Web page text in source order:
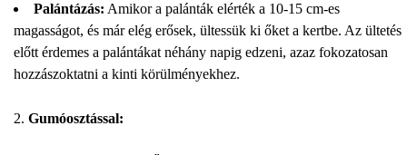
Palántázás: Amikor a palánták elérték a 10-15 cm-es
magasságot, és már elég erősek, ültessük ki őket a kertbe. Az ültetés
előtt érdemes a palántákat néhány napig edzeni, azaz fokozatosan
hozzászoktatni a kinti körülményekhez.
Gumóosztással: